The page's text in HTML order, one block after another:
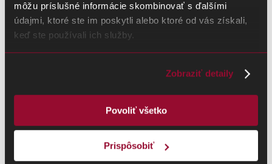
môžu príslušné informácie skombinovať s ďalšími
údajmi, ktoré ste im poskytli alebo ktoré od vás získali,
keď ste používali ich služby.
Zobraziť detaily
Povoliť všetko
Prispôsobiť